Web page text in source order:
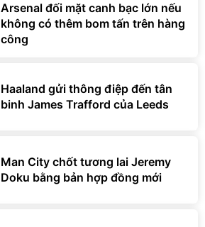
Arsenal đối mặt canh bạc lớn nếu
không có thêm bom tấn trên hàng
công
Haaland gửi thông điệp đến tân
binh James Trafford của Leeds
Man City chốt tương lai Jeremy
Doku bằng bản hợp đồng mới